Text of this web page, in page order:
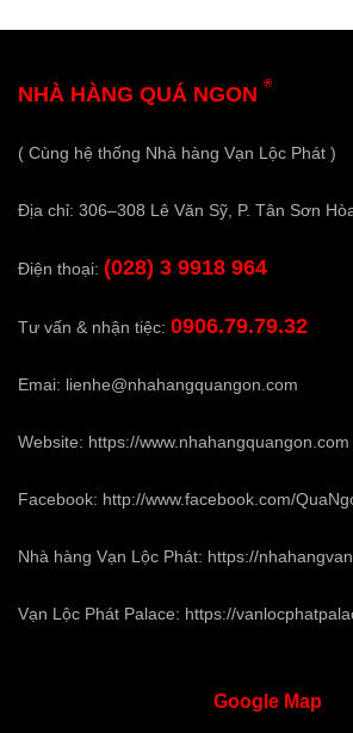
NHÀ HÀNG QUÁ NGON ®
( Cùng hệ thống Nhà hàng Vạn Lộc Phát )
Địa chỉ: 306–308 Lê Văn Sỹ, P. Tân Sơn
Điện thoại: (028) 3 9918 964
Tư vấn & nhận tiệc: 0906.79.79.32
Emai: lienhe@nhahangquangon.com
Website: https://www.nhahangquangon.com
Facebook: http://www.facebook.com/
Nhà hàng Vạn Lộc Phát: https://
Vạn Lộc Phát Palace: https://
GoogleMap